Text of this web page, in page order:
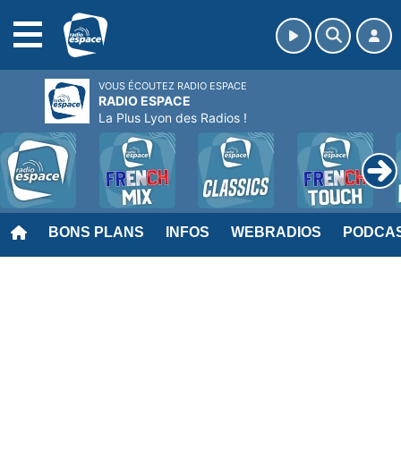
BONS PLANS INFOS WEBRADIOS
VOUS ÉCOUTEZ RADIO ESPACE
RADIO ESPACE
La Plus Lyon des Radios !